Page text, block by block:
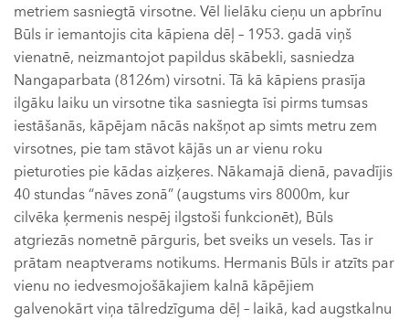
metriem sasniegtā virsotne. Vēl lielāku cieņu un apbrīnu
Būls ir iemantojis cita kāpiena dēļ – 1953. gadā viņš
vienatnē, neizmantojot papildus skābekli, sasniedza
Nangaparbata (8126m) virsotni. Tā kā kāpiens prasīja
ilgāku laiku un virsotne tika sasniegta īsi pirms tumsas
iestāšanās, kāpējam nācās nakšņot ap simts metru zem
virsotnes, pie tam stāvot kājās un ar vienu roku
pieturoties pie kādas aizķeres. Nākamajā dienā, pavadījis
40 stundas “nāves zonā” (augstums virs 8000m, kur
cilvēka ķermenis nespēj ilgstoši funkcionēt), Būls
atgriezās nometnē pārguris, bet sveiks un vesels. Tas ir
prātam neaptverams notikums. Hermanis Būls ir atzīts par
vienu no iedvesmojošākajiem kalnā kāpējiem
galvenokārt viņa tālredzīguma dēļ – laikā, kad augstkalnu